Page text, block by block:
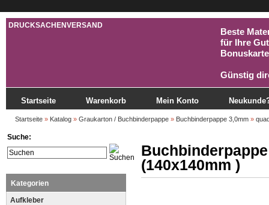
DRUCKSACHENVERSAND
Beste
für Ihre
Günstig
Startseite Warenkorb Mein Konto
Startseite » Katalog » Graukarton / Buchbinderpappe » Buchbinderpappe 3,0mm »
Suche:
Kategorien
Aufkleber
(140x140mm )